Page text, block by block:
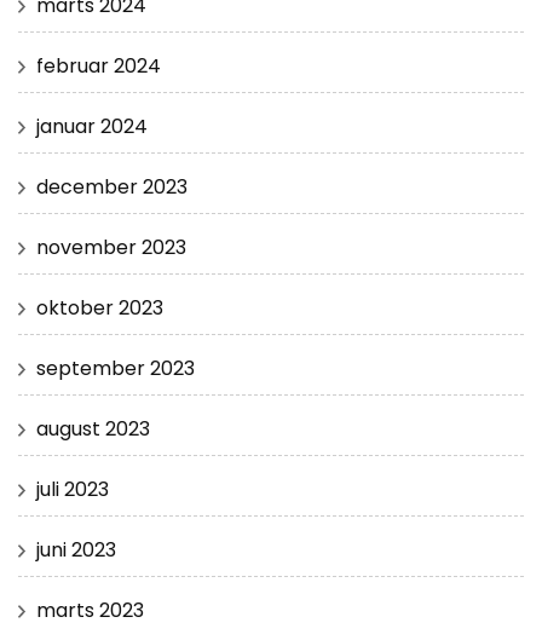
februar 2024
januar 2024
december 2023
november 2023
oktober 2023
september 2023
august 2023
juli 2023
juni 2023
marts 2023